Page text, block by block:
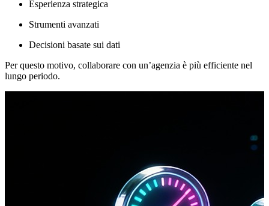
Esperienza strategica
Strumenti avanzati
Decisioni basate sui dati
Per questo motivo, collaborare con un’agenzia è più efficiente nel
lungo periodo.